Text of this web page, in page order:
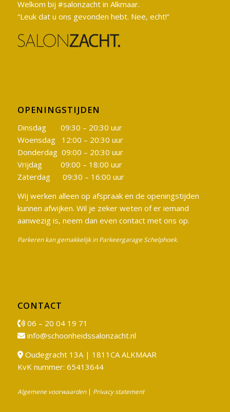
Welkom bij #salonzacht in Alkmaar.
“Leuk dat u ons gevonden hebt. Nee, echt!”
OPENINGSTIJDEN
Dinsdag 09:30 – 20:30 uur
Woensdag 12:00 – 20:30 uur
Donderdag 09:00 – 20:30 uur
Vrijdag 09:00 – 18:00 uur
Zaterdag 09:30 – 16:00 uur
Wij werken alleen op afspraak en de openingstijden
kunnen afwijken. Wil je zeker weten of er iemand
aanwezig is, neem dan even contact met ons op.
Parkeren kan gemakkelijk in Parkeergarage Schelphoek.
CONTACT
06 – 20 04 19 71
info@schoonheidssalonzacht.nl
Oudegracht 13A | 1811CA ALKMAAR
KvK nummer: 65413644
Algemene voorwaarden| Privacy statement